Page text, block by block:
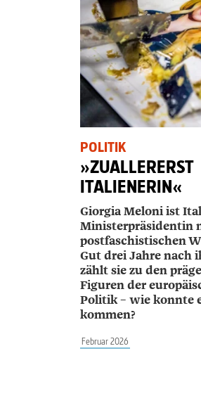
POLITIK
»ZUALLERERST
ITALIENERIN«
Giorgia Meloni ist
Ministerpräsidentin
postfaschistischen
Gut drei Jahre nach
zählt sie zu den
Figuren der
Politik – wie konnte
kommen?
Februar 2026